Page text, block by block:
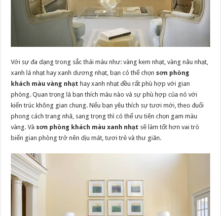
Với sự đa dạng trong sắc thái màu như: vàng kem nhạt, vàng nâu nhạt,
xanh lá nhạt hay xanh dương nhạt, bạn có thể chọn sơn phòng
khách màu vàng nhạt hay xanh nhạt đều rất phù hợp với gian
phòng. Quan trọng là bạn thích màu nào và sự phù hợp của nó với
kiến trúc không gian chung. Nếu bạn yêu thích sự tươi mới, theo đuổi
phong cách trang nhã, sang trọng thì có thể ưu tiên chọn gam màu
vàng. Và sơn phòng khách màu xanh nhạt sẽ làm tốt hơn vai trò
biến gian phòng trở nên dịu mát, tươi trẻ và thư giãn.